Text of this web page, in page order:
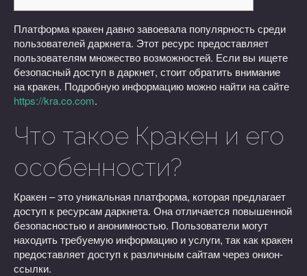
Платформа кракен давно завоевала популярность среди
пользователей даркнета. Этот ресурс предоставляет
пользователям множество возможностей. Если вы ищете
безопасный доступ в даркнет, стоит обратить внимание
на кракен. Подробную информацию можно найти на сайте
https://kra.co.com.
Что такое Кракен и его
особенности?
Кракен – это уникальная платформа, которая предлагает
доступ к ресурсам даркнета. Она отличается повышенной
безопасностью и анонимностью. Пользователи могут
находить требуемую информацию и услуги, так как кракен
предоставляет доступ к различным сайтам через онион-
ссылки.